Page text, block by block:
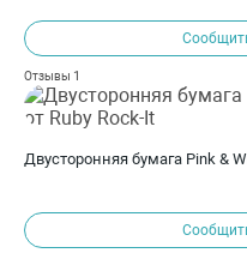
Отзывы 1
Двусторонняя бумага Pink &